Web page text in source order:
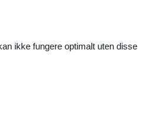
ikke fungere optimalt uten disse